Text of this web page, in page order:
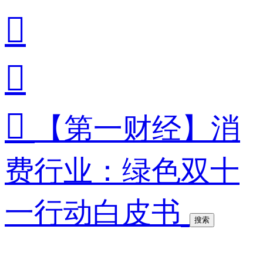



【第一财经】消
费行业：绿色双十
一行动白皮书
搜索